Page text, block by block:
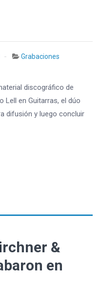
Grabaciones
discográfico de
Lell en Guitarras, el dúo
difusión y luego concluir
&
en